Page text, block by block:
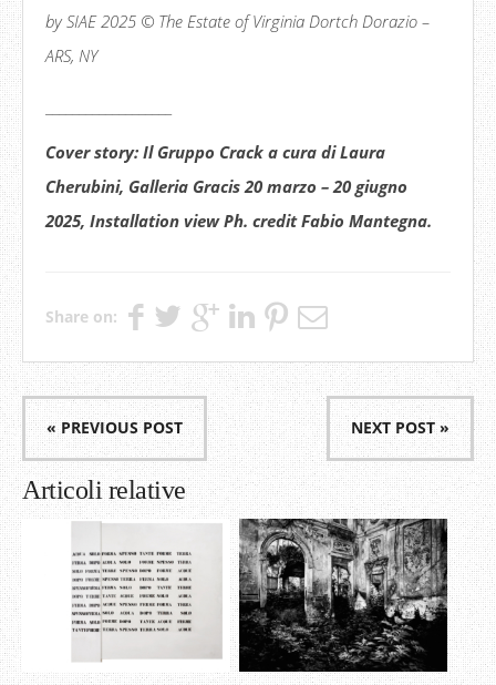
by SIAE 2025 © The Estate of Virginia Dortch Dorazio –
ARS, NY
Cover story: Il Gruppo Crack a cura di Laura
Cherubini, Galleria Gracis 20 marzo – 20 giugno
2025, Installation view Ph. credit Fabio Mantegna.
Share on:
« PREVIOUS POST NEXT POST »
Articoli relative